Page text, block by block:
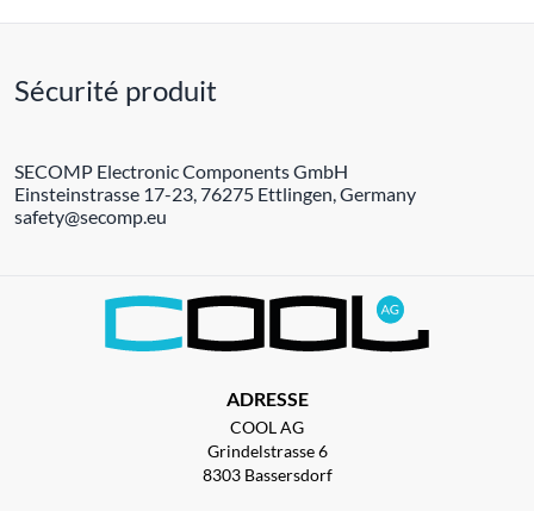
Sécurité produit
SECOMP Electronic Components GmbH
Einsteinstrasse 17-23, 76275 Ettlingen, Germany
safety@secomp.eu
ADRESSE
COOL AG
Grindelstrasse 6
8303 Bassersdorf